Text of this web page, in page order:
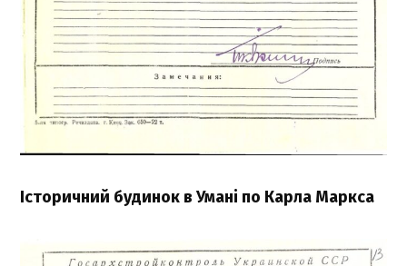
Історичний будинок в Умані по Карла Маркса